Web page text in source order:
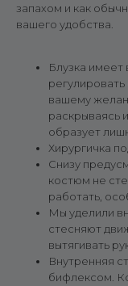
запахом и как
вашего удобства.
Блузка имеет
вашему
раскрываясь
образует
Хирургичка
Снизу
костюм не
работать,
Мы уделили
стесняют
вытягивать
Внутренняя
бифлексом.